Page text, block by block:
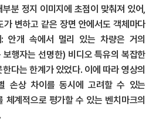
분 정지 이미지에 초점이 맞춰져 있어,
가 변하고 같은 장면 안에서도 객체마다
안개 속에서 멀리 있는 차량은 거의
보행자는 선명한) 비디오 특유의 복잡한
다는 한계가 있었다. 이에 따라 영상의
손상 차이를 동시에 고려할 수 있는
체계적으로 평가할 수 있는 벤치마크의